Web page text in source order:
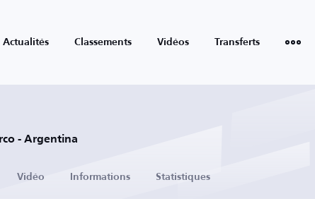
Actualités Classements Vidéos Transferts
- Argentina
Vidéo Informations Statistiques